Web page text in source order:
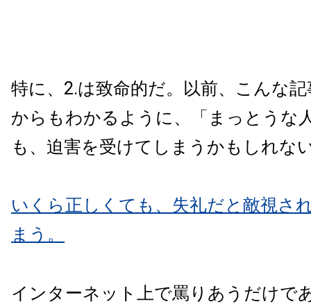
特に、2.は致命的だ。以前、こんな
からもわかるように、「まっとうな
も、迫害を受けてしまうかもしれな
いくら正しくても、失礼だと敵視さ
まう。
インターネット上で罵りあうだけで